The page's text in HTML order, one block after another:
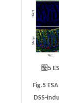
图5
Fig.5
DSS-